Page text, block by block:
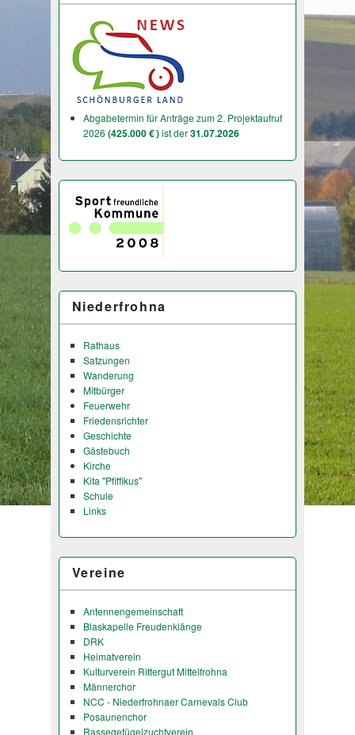
Abgabetermin für Anträge zum 2. Projektaufruf
2026 (425.000 € )ist der31.07.2026
Niederfrohna
Rathaus
Satzungen
Wanderung
Mitbürger
Feuerwehr
Friedensrichter
Geschichte
Gästebuch
Kirche
Kita "Pfiffikus"
Schule
Links
Vereine
Antennengemeinschaft
Blaskapelle Freudenklänge
DRK
Heimatverein
Kulturverein Rittergut Mittelfrohna
Männerchor
NCC - Niederfrohnaer Carnevals Club
Posaunenchor
Rassegefügelzuchtverein